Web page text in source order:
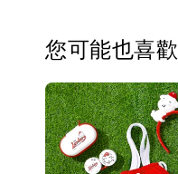
您可能也喜歡